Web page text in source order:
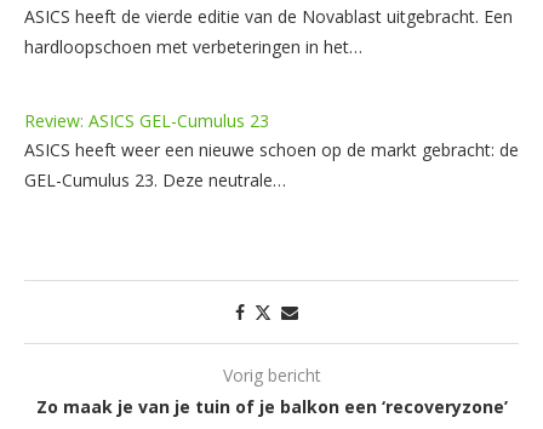
ASICS heeft de vierde editie van de Novablast uitgebracht. Een
hardloopschoen met verbeteringen in het…
Review: ASICS GEL-Cumulus 23
ASICS heeft weer een nieuwe schoen op de markt gebracht: de
GEL-Cumulus 23. Deze neutrale…
Vorig bericht
Zo maak je van je tuin of je balkon een ‘recoveryzone’